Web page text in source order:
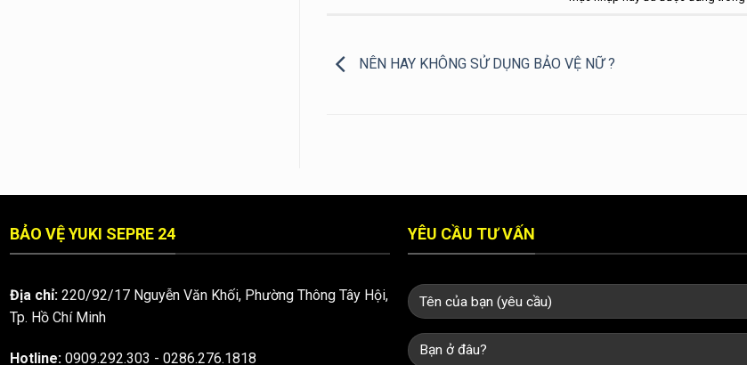
NÊN HAY KHÔNG SỬ DỤNG BẢO VỆ NỮ ?
BẢO VỆ YUKI SEPRE 24
Địa chỉ:220/92/17 Nguyễn Văn Khối, Phường Thông Tây Hội,
Tp. Hồ Chí Minh
Hotline: 0909.292.303 - 0286.276.1818
YÊU CẦU TƯ VẤN